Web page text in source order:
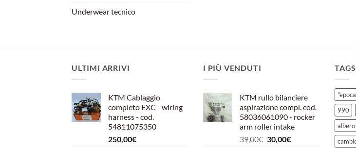
Underwear tecnico
ULTIMI ARRIVI
KTM Cablaggio
completo EXC - wiring
harness - cod.
54811075350
250,00€
I PIÙ VENDUTI
KTM rullo bilanciere
aspirazione compl. cod.
58036061090 - rocker
arm roller intake
39,00€ Il
30,00€Il
TAGS
990
albero